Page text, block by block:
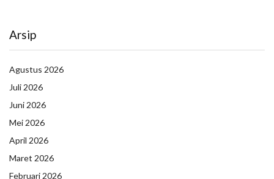
Arsip
Agustus 2026
Juli 2026
Juni 2026
Mei 2026
April 2026
Maret 2026
Februari 2026